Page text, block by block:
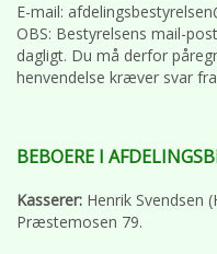
E-mail:
OBS: Bestyrelsens mail-
dagligt. Du må derfor
henvendelse kræver svar
BEBOERE I
Kasserer: Henrik Svendsen
Præstemosen 79.